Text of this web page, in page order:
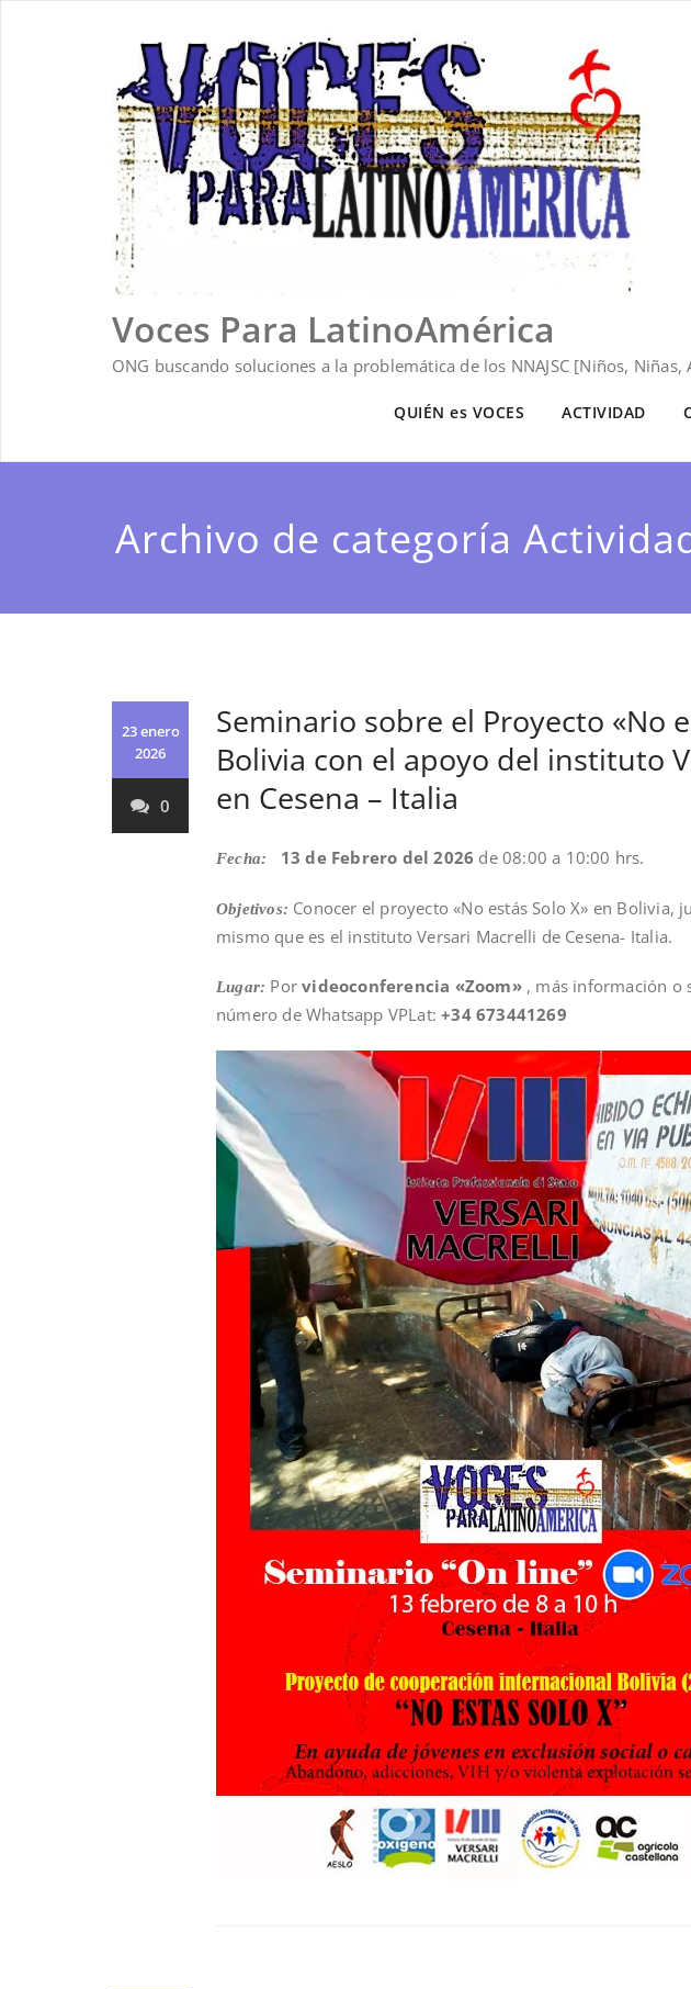
Voces Para LatinoAmérica
ONG buscando soluciones a la problemática de los NNAJSC [Niños,
QUIÉN es VOCES ACTIVIDAD
Archivo de categoría
23 enero
2026
0
Seminario sobre el Proyecto «No
Bolivia con el apoyo del instituto
en Cesena – Italia
Fecha: 13 de Febrero del 2026 de 08:00 a 10:00 hrs.
Objetivos: Conocer el proyecto «No estás Solo X» en Bolivia,
mismo que es el instituto Versari Macrelli de Cesena- Italia.
Lugar: Porvideoconferencia «Zoom» , más información o
número de Whatsapp VPLat:+34 673441269